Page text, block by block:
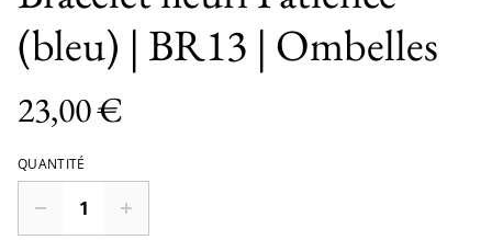
(bleu) | BR13 | Ombelles
23,00 €
QUANTITÉ